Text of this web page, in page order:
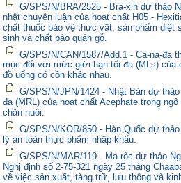
G/SPS/N/BRA/2525 - Bra-xin dự thảo
nhật chuyên luận của hoạt chất H05 -
chất thuốc bảo vệ thực vật, sản phẩm diệt
sinh và chất bảo quản gỗ.
G/SPS/N/CAN/1587/Add.1 - Ca-na-đa
mục đối với mức giới hạn tối đa (MLs) của
đồ uống có cồn khác nhau.
G/SPS/N/JPN/1424 - Nhật Bản dự
đa (MRL) của hoạt chất Acephate trong
chăn nuôi.
G/SPS/N/KOR/850 - Hàn Quốc dự
lý an toàn thực phẩm nhập khẩu.
G/SPS/N/MAR/119 - Ma-rốc dự thảo
Nghị định số 2-75-321 ngày 25 tháng
về việc sản xuất, tàng trữ, lưu thông và